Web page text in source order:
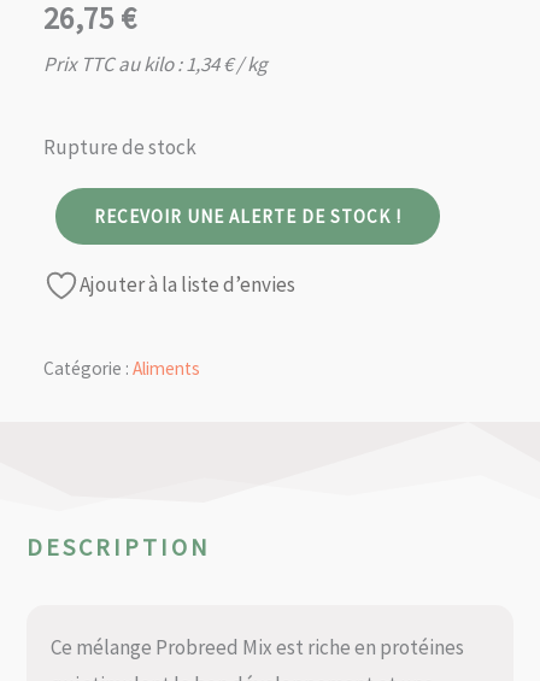
26,75€
Prix TTC au kilo :1,34€/ kg
Rupture de stock
RECEVOIR UNE ALERTE DE STOCK !
Ajouter à la liste d’envies
Catégorie : Aliments
DESCRIPTION
Ce mélange Probreed Mix est riche en protéines